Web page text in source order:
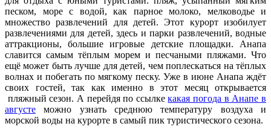
песком, море с водой, как парное молоко, мелководье и
множество развлечений для детей. Этот курорт изобилует
развлечениями для детей, здесь и парки развлечений, водные
аттракционы, большие игровые детские площадки. Анапа
славится самым тёплым морем и песчаными пляжами. Что
ещё может быть лучше для детей, чем поплескаться на тёплых
волнах и побегать по мягкому песку. Уже в июне Анапа ждёт
своих гостей, так как именно в этот месяц открывается
пляжный сезон. А перейдя по ссылкекакая погода в Анапе в
августе можно узнать среднюю температуру воздуха и
морской воды на курорте в самый пик туристического сезона.